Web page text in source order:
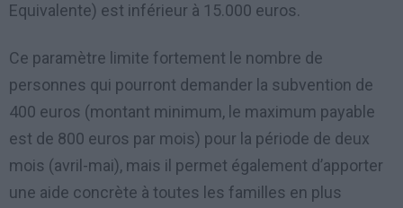
Equivalente) est inférieur à 15.000 euros.
Ce paramètre limite fortement le nombre de
personnes qui pourront demander la subvention de
400 euros (montant minimum, le maximum payable
est de 800 euros par mois) pour la période de deux
mois (avril-mai), mais il permet également d’apporter
une aide concrète à toutes les familles en plus